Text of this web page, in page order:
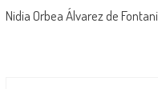
Nidia Orbea Álvarez de